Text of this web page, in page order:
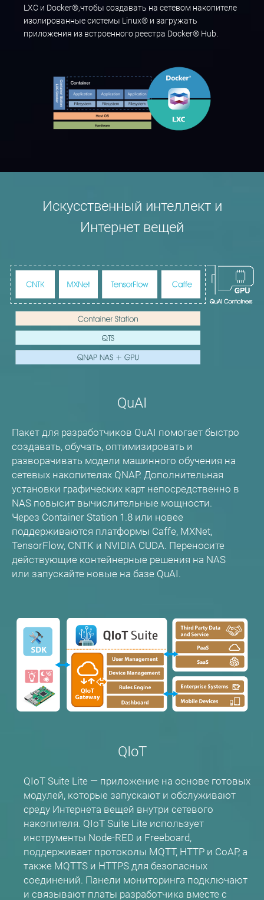
LXC и Docker®,чтобы создавать на сетевом накопителе
изолированные системы Linux® и загружать
приложения из встроенного реестра Docker® Hub.
Искусственный интеллект и
Интернет вещей
QuAI
Пакет для разработчиков QuAI помогает быстро
создавать, обучать, оптимизировать и
разворачивать модели машинного обучения на
сетевых накопителях QNAP. Дополнительная
установки графических карт непосредственно в
NAS повысит вычислительные мощности.
Через Container Station 1.8 или новее
поддерживаются платформы Caffe, MXNet,
TensorFlow, CNTK и NVIDIA CUDA. Переносите
действующие контейнерные решения на NAS
или запускайте новые на базе QuAI.
QIoT
QIoT Suite Lite — приложение на основе готовых
модулей, которые запускают и обслуживают
среду Интернета вещей внутри сетевого
накопителя. QIoT Suite Lite использует
инструменты Node-RED и Freeboard,
поддерживает протоколы MQTT, HTTP и CoAP, а
также MQTTS и HTTPS для безопасных
соединений. Панели мониторинга подключают
и связывают платы разработчика вместе с